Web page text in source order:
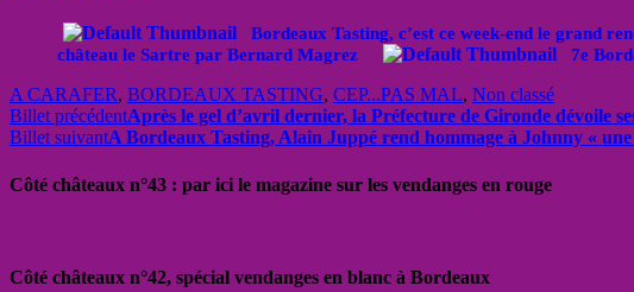
Bordeaux Tasting, c’est ce week-end le grand
château le Sartre par Bernard Magrez
7e
A CARAFER, BORDEAUX TASTING, CEP...PAS MAL, Non classé
Billet précédentAprès le gel d’avril dernier, la Préfecture de Gironde dévoile
Billet suivantA Bordeaux Tasting, Alain Juppé rend hommage à Johnny «
Côté châteaux n°43 : par ici le magazine sur les vendanges en rouge
Côté châteaux n°42, spécial vendanges en blanc à Bordeaux